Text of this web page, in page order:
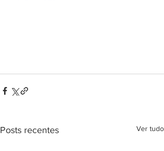
Posts recentes Ver tudo